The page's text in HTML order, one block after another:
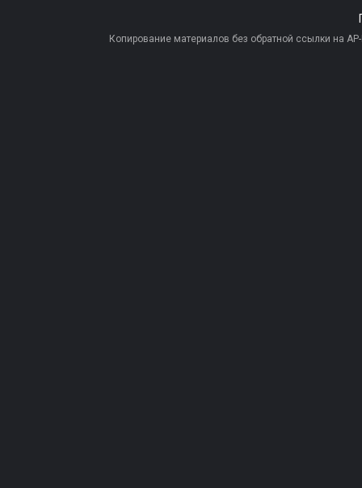
Копирование материалов без обратной ссылки на